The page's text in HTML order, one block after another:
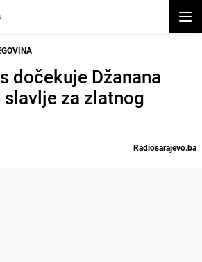
dočekuje Džanana
za zlatnog
Radiosarajevo.ba